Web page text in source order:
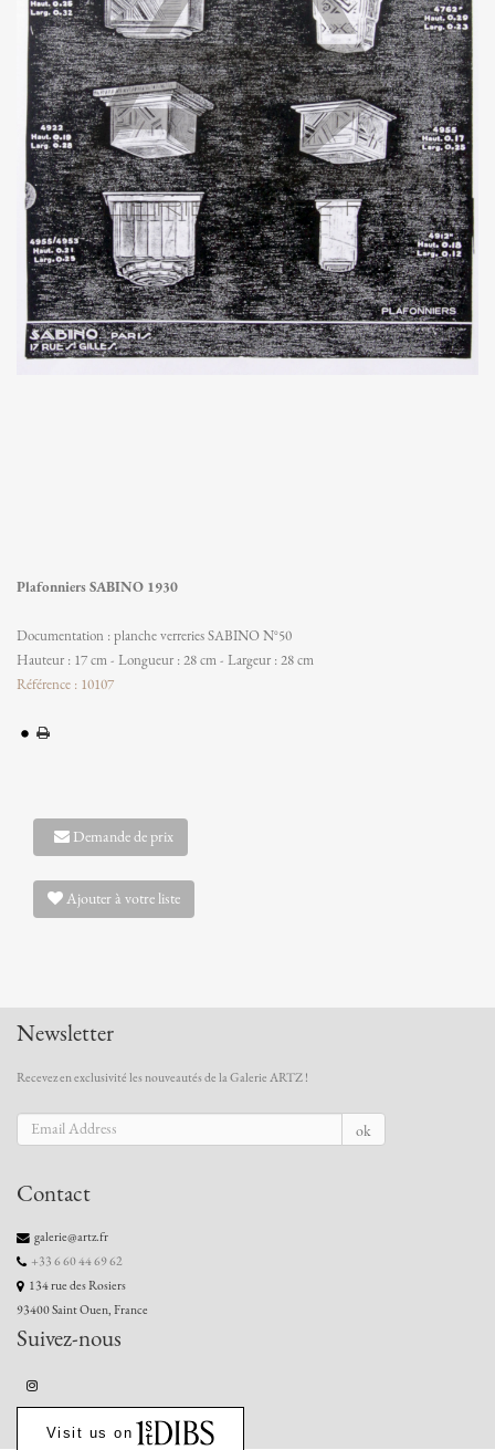
Plafonniers SABINO 1930
Documentation : planche verreries SABINO N°50
Hauteur : 17 cm - Longueur : 28 cm - Largeur : 28 cm
Référence : 10107
Demande de prix
Ajouter à votre liste
Newsletter
Recevez en exclusivité les nouveautés de la Galerie ARTZ !
ok
Contact
galerie@artz.fr
+33 6 60 44 69 62
134 rue des Rosiers
93400 Saint Ouen, France
Suivez-nous
Visit us on